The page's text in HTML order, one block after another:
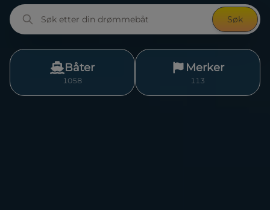
Søk
Båter
1058
Merker
113